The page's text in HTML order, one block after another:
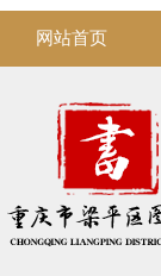
网站首页